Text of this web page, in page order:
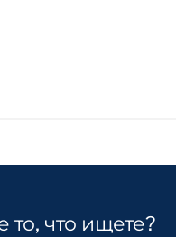
что ищете?